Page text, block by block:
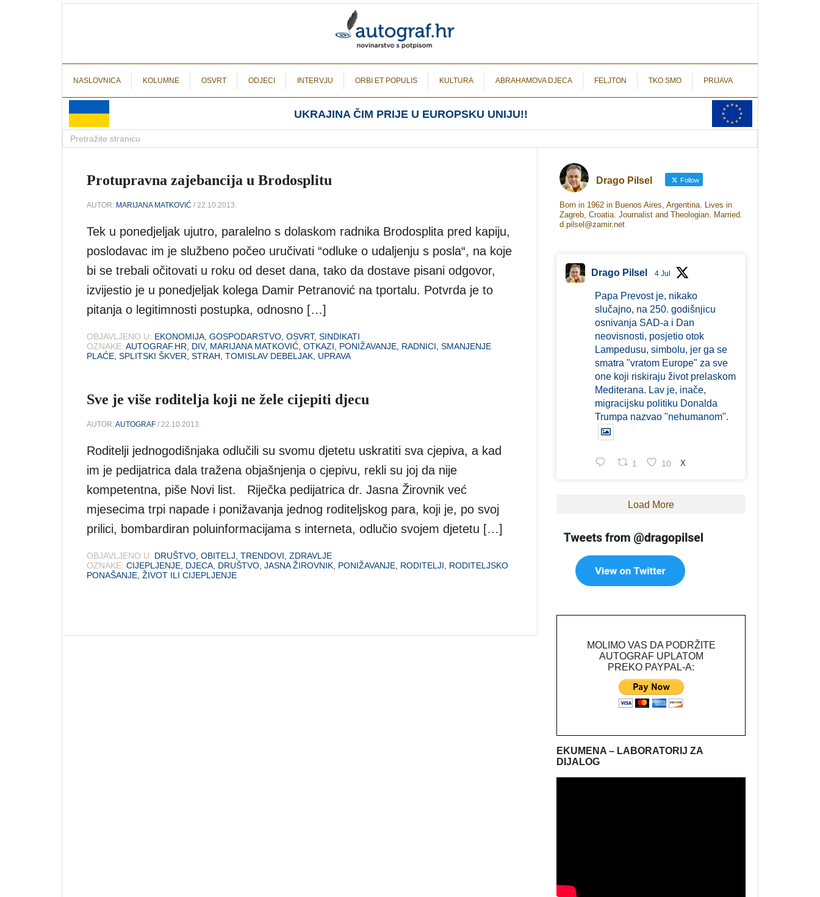
NASLOVNICA KOLUMNE OSVRT ODJECI INTERVJU ORBI ET POPULIS KULTURA ABRAHAMOVA DJECA FELJTON TKO SMO PRIJAVA
UKRAJINA ČIM PRIJE U EUROPSKU UNIJU!!
Protupravna zajebancija u Brodosplitu
AUTOR: MARIJANA MATKOVIĆ / 22.10.2013.
Tek u ponedjeljak ujutro, paralelno s dolaskom radnika Brodosplita pred kapiju,
poslodavac im je službeno počeo uručivati “odluke o udaljenju s posla“, na koje
bi se trebali očitovati u roku od deset dana, tako da dostave pisani odgovor,
izvijestio je u ponedjeljak kolega Damir Petranović na tportalu. Potvrda je to
pitanja o legitimnosti postupka, odnosno […]
OBJAVLJENO U: EKONOMIJA GOSPODARSTVO OSVRT, SINDIKATI
OZNAKE: AUTOGRAF.HR DIV, MARIJANA MATKOVIĆ OTKAZI PONIŽAVANJE RADNICI SMANJENJE
PLAĆE SPLITSKI ŠKVER STRAH TOMISLAV DEBELJAK UPRAVA
Sve je više roditelja koji ne žele cijepiti djecu
AUTOR:AUTOGRAF / 22.10.2013.
Roditelji jednogodišnjaka odlučili su svomu djetetu uskratiti sva cjepiva, a kad
im je pedijatrica dala tražena objašnjenja o cjepivu, rekli su joj da nije
kompetentna, piše Novi list. Riječka pedijatrica dr. Jasna Žirovnik već
mjesecima trpi napade i ponižavanja jednog roditeljskog para, koji je, po svoj
prilici, bombardiran poluinformacijama s interneta, odlučio svojem djetetu […]
OBJAVLJENO U: DRUŠTVO OBITELJ TRENDOVI ZDRAVLJE
OZNAKE: CIJEPLJENJE DJECA DRUŠTVO JASNA ŽIROVNIK PONIŽAVANJE RODITELJI
RODITELJSKO
PONAŠANJE ŽIVOT ILI CIJEPLJENJE
Drago Pilsel Follow
Born in 1962 in Buenos Aires, Argentina. Lives in
Zagreb, Croatia. Journalist and Theologian. Married.
d.pilsel@zamir.net
Drago Pilsel 4 Jul
Papa Prevost je, nikako
slučajno, na 250. godišnjicu
osnivanja SAD-a i Dan
neovisnosti, posjetio otok
Lampedusu, simbolu, jer ga se
smatra "vratom Europe" za sve
one koji riskiraju život prelaskom
Mediterana. Lav je, inače,
migracijsku politiku Donalda
Trumpa nazvao "nehumanom".
1 10 X
Load More
MOLIMO VAS DA PODRŽITE
AUTOGRAF UPLATOM
PREKO PAYPAL-A:
EKUMENA – LABORATORIJ ZA
DIJALOG